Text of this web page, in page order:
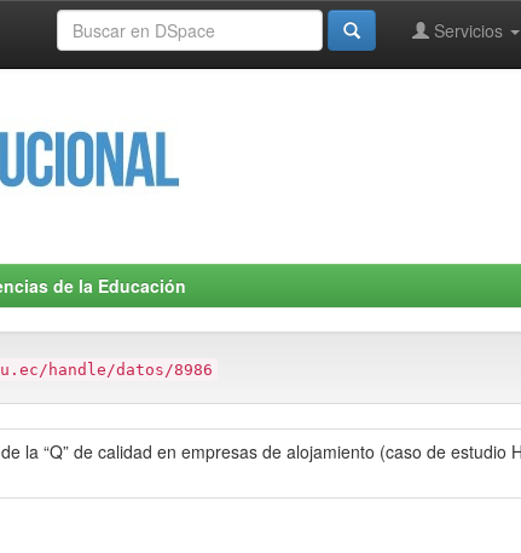
Servicios
de la Educación
handle/datos/8986
la “Q” de calidad en empresas de alojamiento (caso de estudio